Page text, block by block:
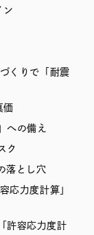
ン
くりで「耐震
価
への備え
ク
落とし穴
応力度計算」
許容応力度計